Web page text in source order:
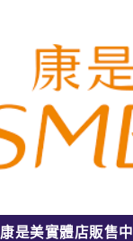
康是美實體店販售中